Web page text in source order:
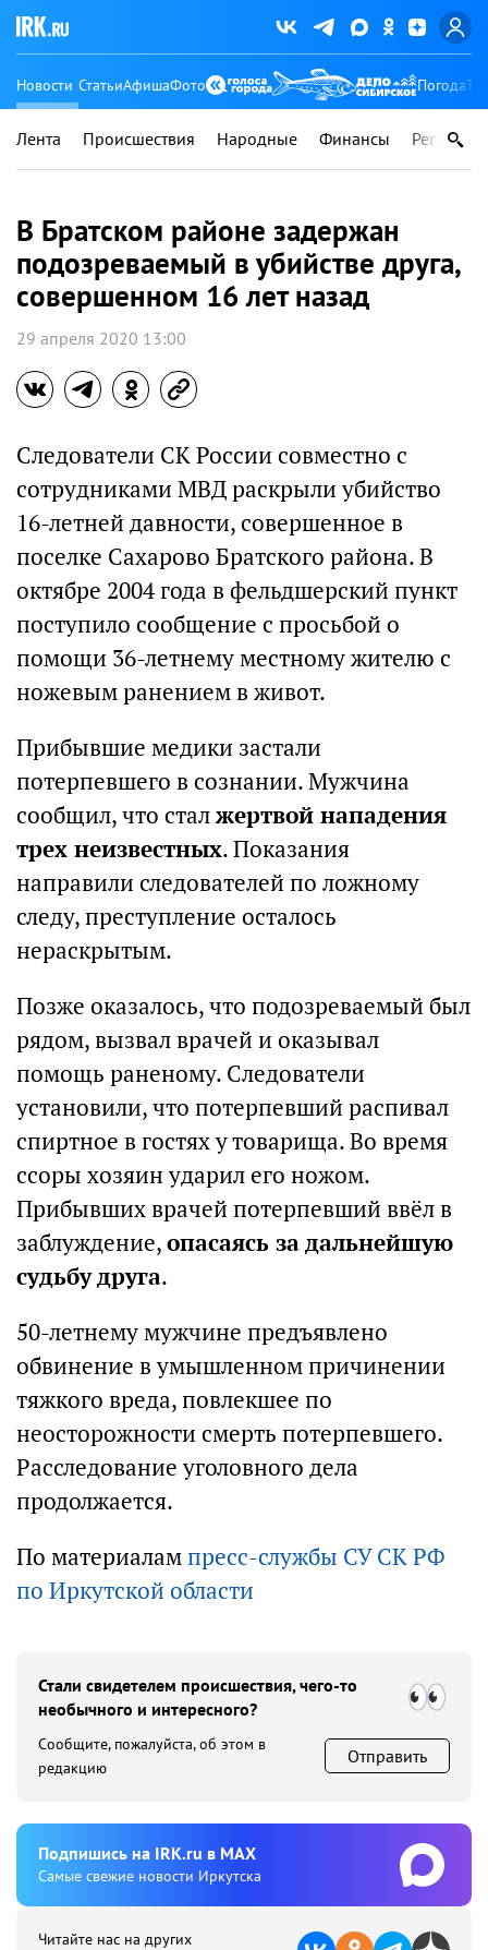
Новости СтатьиАфишаФото Погода
Лента Происшествия Народные Финансы Регионы
В Братском районе задержан
подозреваемый в убийстве друга,
совершенном 16 лет назад
29 апреля 2020 13:00
Следователи СК России совместно с
сотрудниками МВД раскрыли убийство
16-летней давности, совершенное в
поселке Сахарово Братского района. В
октябре 2004 года в фельдшерский пункт
поступило сообщение с просьбой о
помощи 36-летнему местному жителю с
ножевым ранением в живот.
Прибывшие медики застали
потерпевшего в сознании. Мужчина
сообщил, что сталжертвой нападения
трех неизвестных. Показания
направили следователей по ложному
следу, преступление осталось
нераскрытым.
Позже оказалось, что подозреваемый был
рядом, вызвал врачей и оказывал
помощь раненому. Следователи
установили, что потерпевший распивал
спиртное в гостях у товарища. Во время
ссоры хозяин ударил его ножом.
Прибывших врачей потерпевший ввёл в
заблуждение,опасаясь за дальнейшую
судьбу друга.
50-летнему мужчине предъявлено
обвинение в умышленном причинении
тяжкого вреда, повлекшее по
неосторожности смерть потерпевшего.
Расследование уголовного дела
продолжается.
По материалампресс-службы СУ СК РФ
по Иркутской области
Стали свидетелем происшествия, чего-то
необычного и интересного?
Сообщите, пожалуйста, об этом в
редакцию
Отправить
Подпишиcь на IRK.ru в MAX
Cамые свежие новости Иркутска
Читайте нас на других